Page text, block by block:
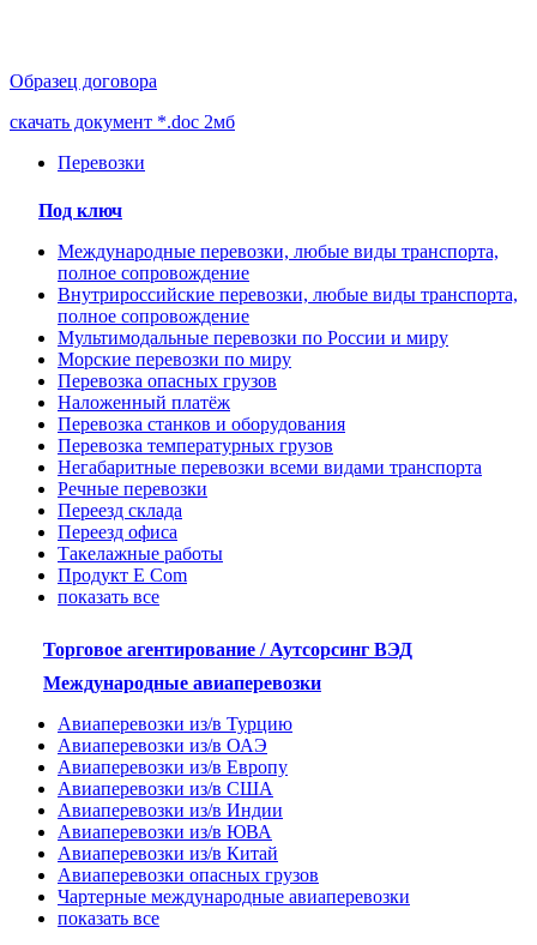
Образец договора
скачать документ *.doc 2мб
Перевозки
Под ключ
Международные перевозки, любые виды транспорта,
полное сопровождение
Внутрироссийские перевозки, любые виды транспорта,
полное сопровождение
Мультимодальные перевозки по России и миру
Морские перевозки по миру
Перевозка опасных грузов
Наложенный платёж
Перевозка станков и оборудования
Перевозка температурных грузов
Негабаритные перевозки всеми видами транспорта
Речные перевозки
Переезд склада
Переезд офиса
Такелажные работы
Продукт E Com
показать все
Торговое агентирование / Аутсорсинг ВЭД
Международные авиаперевозки
Авиаперевозки из/в Турцию
Авиаперевозки из/в ОАЭ
Авиаперевозки из/в Европу
Авиаперевозки из/в США
Авиаперевозки из/в Индии
Авиаперевозки из/в ЮВА
Авиаперевозки из/в Китай
Авиаперевозки опасных грузов
Чартерные международные авиаперевозки
показать все